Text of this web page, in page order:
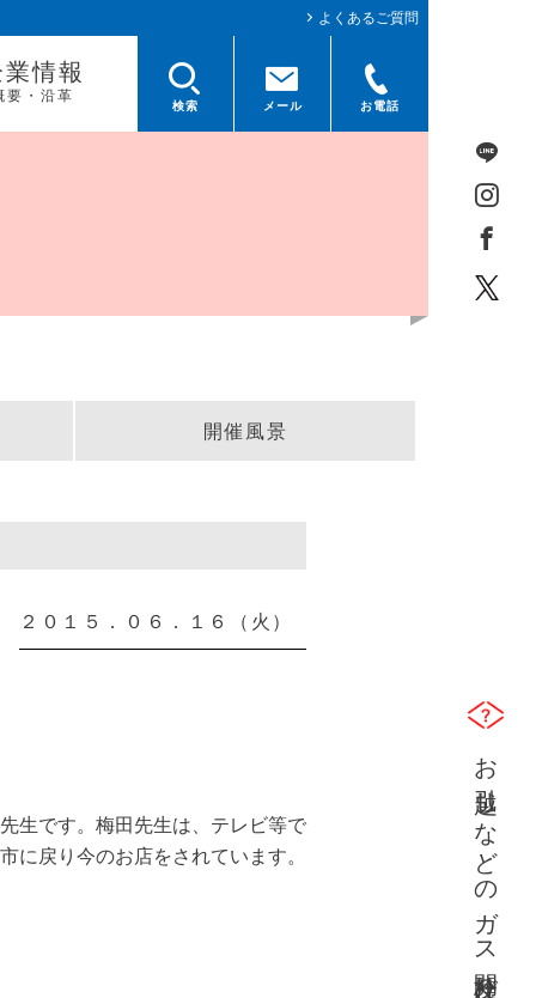
よくあるご質問
情報
要・沿革 検索 メール お電話
お引越しなどのガス開栓及び中止
開催風景
２０１５．０６．１６（火）
生です。梅田先生は、テレビ等で
戻り今のお店をされています。